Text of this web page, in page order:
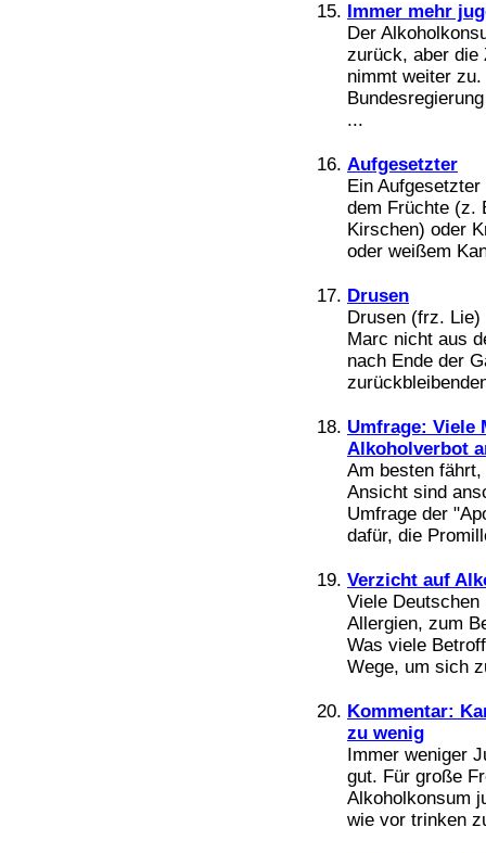
Immer mehr
Der
zurück, aber die
nimmt weiter
...
Aufgesetzter
Ein
dem Früchte (z.
Kirschen) oder
oder weißem
Drusen
Drusen (frz.
Marc nicht aus
nach Ende der
Umfrage: Viele
Alkoholverbot
Am besten
Ansicht sind
Umfrage der
dafür, die
Verzicht auf
Viele
Allergien, zum
Was viele
Wege, um sich
Kommentar:
zu wenig
Immer weniger
gut. Für große
Alkoholkonsum
wie vor trinken